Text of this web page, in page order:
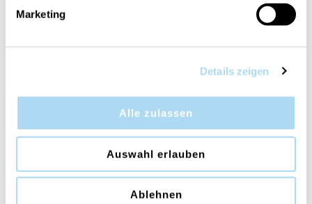
Marketing
Details zeigen
Alle zulassen
Auswahl erlauben
Ablehnen
APPRÉCIATION
Échantillons de parfums Cerería Mollá
Testeur en boîte metalique contenant de la cire